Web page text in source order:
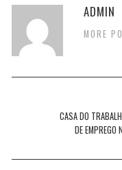
ADMIN
MORE
navigation
CASA DO
DE